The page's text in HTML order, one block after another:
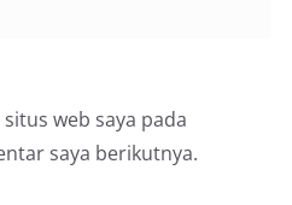
web saya pada
saya berikutnya.